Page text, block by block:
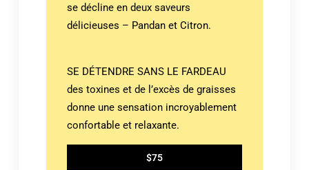
se décline en deux saveurs
délicieuses – Pandan et Citron.
SE DÉTENDRE SANS LE FARDEAU
des toxines et de l’excès de graisses
donne une sensation incroyablement
confortable et relaxante.
$75